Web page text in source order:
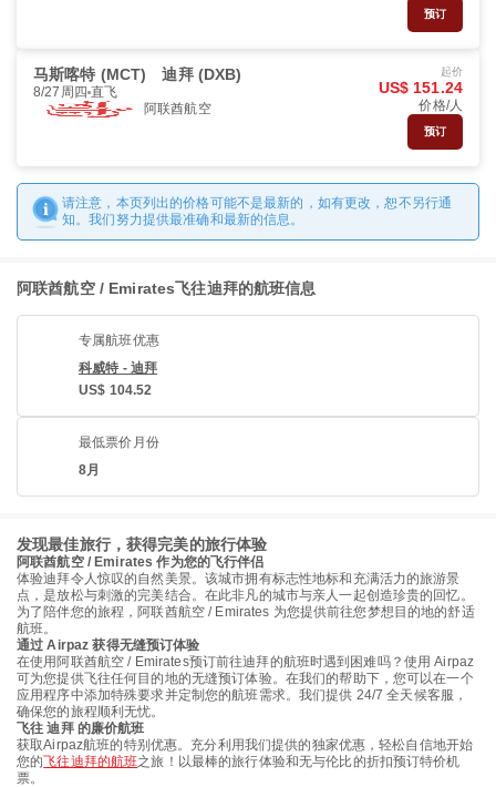
预订
马斯喀特 (MCT) 迪拜 (DXB)
8/27周四 直飞
阿联酋航空
起价
US$ 151.24
价格/人
预订
请注意，本页列出的价格可能不是最新的，如有更改，恕不另行通
知。我们努力提供最准确和最新的信息。
阿联酋航空 / Emirates飞往迪拜的航班信息
专属航班优惠
科威特 - 迪拜
US$ 104.52
最低票价月份
8月
发现最佳旅行，获得完美的旅行体验
阿联酋航空 / Emirates 作为您的飞行伴侣
体验迪拜令人惊叹的自然美景。该城市拥有标志性地标和充满活力的旅游景
点，是放松与刺激的完美结合。在此非凡的城市与亲人一起创造珍贵的回忆。
为了陪伴您的旅程，阿联酋航空 / Emirates 为您提供前往您梦想目的地的舒适
航班。
通过 Airpaz 获得无缝预订体验
在使用阿联酋航空 / Emirates预订前往迪拜的航班时遇到困难吗？使用 Airpaz
可为您提供飞往任何目的地的无缝预订体验。在我们的帮助下，您可以在一个
应用程序中添加特殊要求并定制您的航班需求。我们提供 24/7 全天候客服，
确保您的旅程顺利无忧。
飞往 迪拜 的廉价航班
获取Airpaz航班的特别优惠。充分利用我们提供的独家优惠，轻松自信地开始
您的飞往迪拜的航班之旅！以最棒的旅行体验和无与伦比的折扣预订特价机
票。